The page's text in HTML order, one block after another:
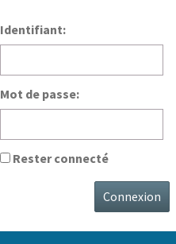
Identifiant:
Mot de passe:
Rester connecté
Connexion